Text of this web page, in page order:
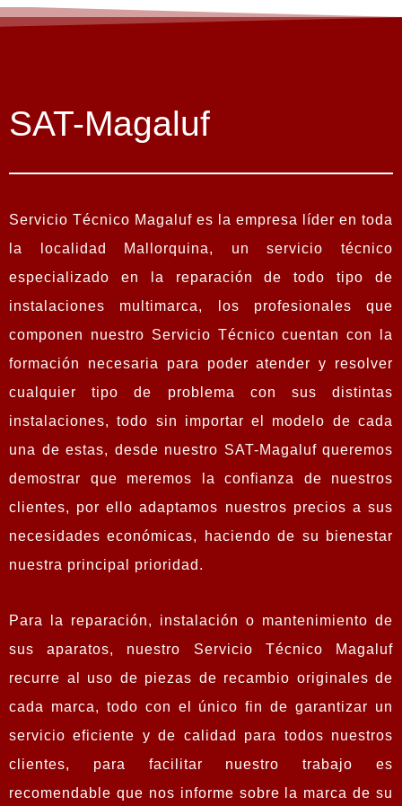
SAT-Magaluf
Servicio Técnico Magaluf es la empresa líder en toda
la localidad Mallorquina, un servicio técnico
especializado en la reparación de todo tipo de
instalaciones multimarca, los profesionales que
componen nuestro Servicio Técnico cuentan con la
formación necesaria para poder atender y resolver
cualquier tipo de problema con sus distintas
instalaciones, todo sin importar el modelo de cada
una de estas, desde nuestro SAT-Magaluf queremos
demostrar que meremos la confianza de nuestros
clientes, por ello adaptamos nuestros precios a sus
necesidades económicas, haciendo de su bienestar
nuestra principal prioridad.
Para la reparación, instalación o mantenimiento de
sus aparatos, nuestro Servicio Técnico Magaluf
recurre al uso de piezas de recambio originales de
cada marca, todo con el único fin de garantizar un
servicio eficiente y de calidad para todos nuestros
clientes, para facilitar nuestro trabajo es
recomendable que nos informe sobre la marca de su